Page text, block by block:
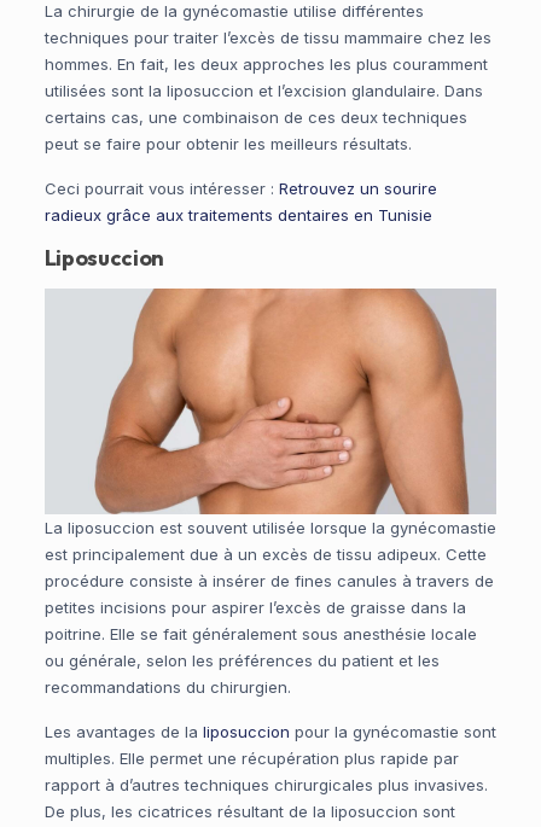
La chirurgie de la gynécomastie utilise différentes
techniques pour traiter l’excès de tissu mammaire chez les
hommes. En fait, les deux approches les plus couramment
utilisées sont la liposuccion et l’excision glandulaire. Dans
certains cas, une combinaison de ces deux techniques
peut se faire pour obtenir les meilleurs résultats.
Ceci pourrait vous intéresser : Retrouvez un sourire
radieux grâce aux traitements dentaires en Tunisie
Liposuccion
La liposuccion est souvent utilisée lorsque la gynécomastie
est principalement due à un excès de tissu adipeux. Cette
procédure consiste à insérer de fines canules à travers de
petites incisions pour aspirer l’excès de graisse dans la
poitrine. Elle se fait généralement sous anesthésie locale
ou générale, selon les préférences du patient et les
recommandations du chirurgien.
Les avantages de la liposuccion pour la gynécomastie sont
multiples. Elle permet une récupération plus rapide par
rapport à d’autres techniques chirurgicales plus invasives.
De plus, les cicatrices résultant de la liposuccion sont